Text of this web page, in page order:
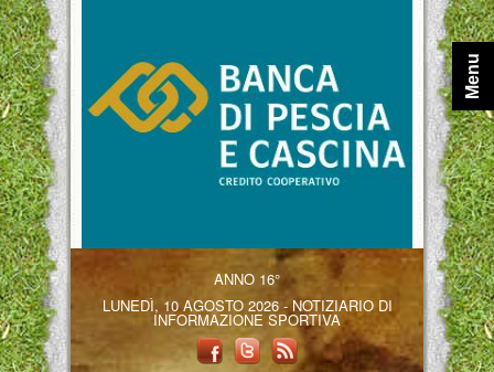
ANNO 16°
LUNEDÌ, 10 AGOSTO 2026 - NOTIZIARIO DI
INFORMAZIONE SPORTIVA
Menu